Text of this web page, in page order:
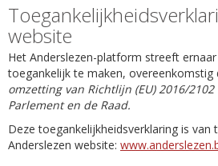
website
Het Anderslezen-platform streeft
toegankelijk te maken, overeenkomstig
omzetting van Richtlijn (EU) 2016/
Parlement en de Raad.
Deze toegankelijkheidsverklaring is van
Anderslezen website: